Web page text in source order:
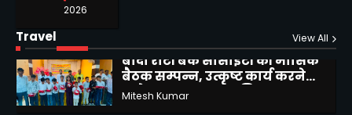
2026
Travel View All
1
2
बाँदा रोटी बैंक सोसाइटी की मासिक
बैठक सम्पन्न, उत्कृष्ट कार्य करने
वाले सदस्य हुए सम्मानित
Mitesh Kumar